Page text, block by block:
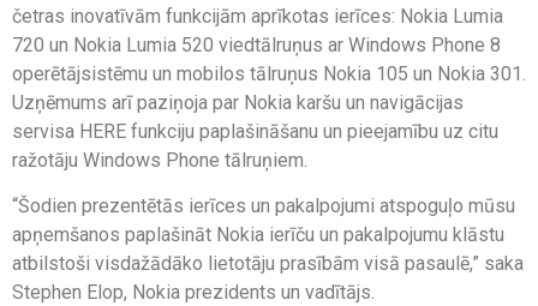
četras inovatīvām funkcijām aprīkotas ierīces: Nokia Lumia
720 un Nokia Lumia 520 viedtālruņus ar Windows Phone 8
operētājsistēmu un mobilos tālruņus Nokia 105 un Nokia 301.
Uzņēmums arī paziņoja par Nokia karšu un navigācijas
servisa HERE funkciju paplašināšanu un pieejamību uz citu
ražotāju Windows Phone tālruņiem.
“Šodien prezentētās ierīces un pakalpojumi atspoguļo mūsu
apņemšanos paplašināt Nokia ierīču un pakalpojumu klāstu
atbilstoši visdažādāko lietotāju prasībām visā pasaulē,” saka
Stephen Elop, Nokia prezidents un vadītājs.